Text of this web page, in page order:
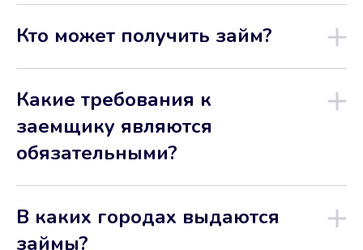
Кто может получить займ?
Какие требования к
заемщику являются
обязательными?
В каких городах выдаются
займы?